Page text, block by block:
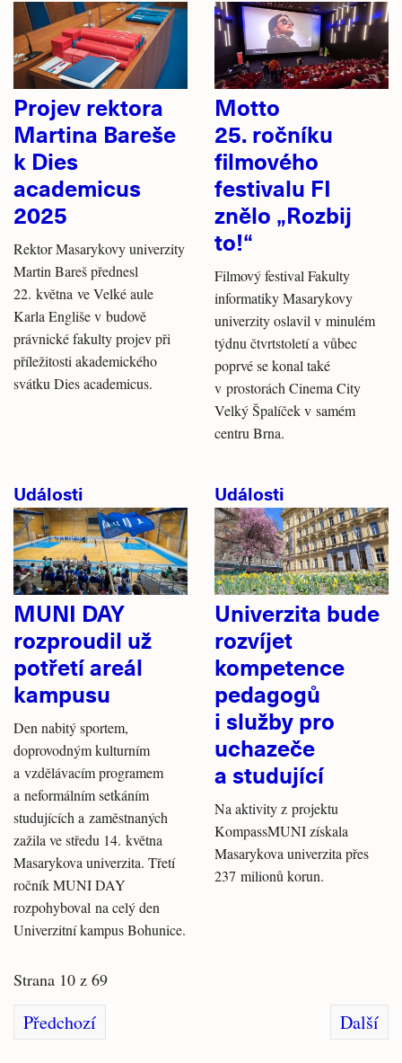
Projev rektora
Martina Bareše
k Dies
academicus
2025
Rektor Masarykovy univerzity
Martin Bareš přednesl
22. května ve Velké aule
Karla Engliše v budově
právnické fakulty projev při
příležitosti akademického
svátku Dies academicus.
Motto
25. ročníku
filmového
festivalu FI
znělo „Rozbij
to!“
Filmový festival Fakulty
informatiky Masarykovy
univerzity oslavil v minulém
týdnu čtvrtstoletí a vůbec
poprvé se konal také
v prostorách Cinema City
Velký Špalíček v samém
centru Brna.
Události
MUNI DAY
rozproudil už
potřetí areál
kampusu
Den nabitý sportem,
doprovodným kulturním
a vzdělávacím programem
a neformálním setkáním
studujících a zaměstnaných
zažila ve středu 14. května
Masarykova univerzita. Třetí
ročník MUNI DAY
rozpohyboval na celý den
Univerzitní kampus Bohunice.
Události
Univerzita bude
rozvíjet
kompetence
pedagogů
i služby pro
uchazeče
a studující
Na aktivity z projektu
KompassMUNI získala
Masarykova univerzita přes
237 milionů korun.
Strana 10 z 69
Předchozí Další